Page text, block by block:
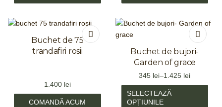
Buchet de 75
trandafiri rosii
1.400 lei
COMANDĂ ACUM
Buchet de bujori-
Garden of grace
345 lei–1.425 lei
SELECTEAZĂ
OPȚIUNILE